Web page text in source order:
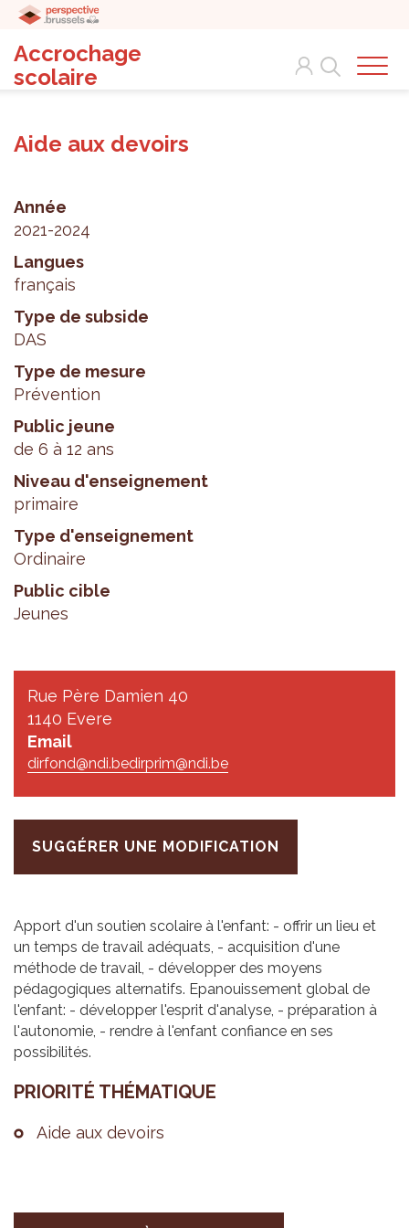
Accrochage
scolaire
Search
Aide aux devoirs
Année
2021-2024
Langues
français
Type de subside
DAS
Type de mesure
Prévention
Public jeune
de 6 à 12 ans
Niveau d'enseignement
primaire
Type d'enseignement
Ordinaire
Public cible
Jeunes
Rue Père Damien 40
1140 Evere
Email
dirfond@ndi.bedirprim@ndi.be
SUGGÉRER UNE MODIFICATION
Apport d'un soutien scolaire à l'enfant: - offrir un lieu et
un temps de travail adéquats, - acquisition d'une
méthode de travail, - développer des moyens
pédagogiques alternatifs. Epanouissement global de
l'enfant: - développer l'esprit d'analyse, - préparation à
l'autonomie, - rendre à l'enfant confiance en ses
possibilités.
PRIO­RITÉ THÉ­MA­TIQUE
Aide aux devoirs